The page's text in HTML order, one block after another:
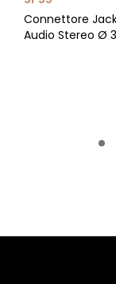
Connettore
Audio Stereo Ø